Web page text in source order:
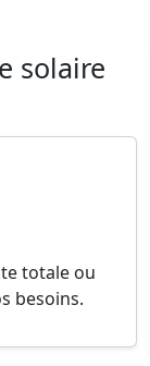
solaire
totale ou
besoins.